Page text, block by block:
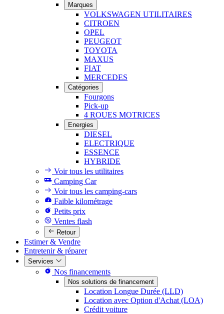
Marques
VOLKSWAGEN UTILITAIRES
CITROEN
OPEL
PEUGEOT
TOYOTA
MAXUS
FIAT
MERCEDES
Catégories
Fourgons
Pick-up
4 ROUES MOTRICES
Energies
DIESEL
ELECTRIQUE
ESSENCE
HYBRIDE
Voir tous les utilitaires
Camping Car
Voir tous les camping-cars
Faible kilométrage
Petits prix
Ventes flash
Retour
Estimer & Vendre
Entretenir & réparer
Services
Nos financements
Nos solutions de financement
Location Longue Durée (LLD)
Location avec Option d'Achat (LOA)
Crédit voiture